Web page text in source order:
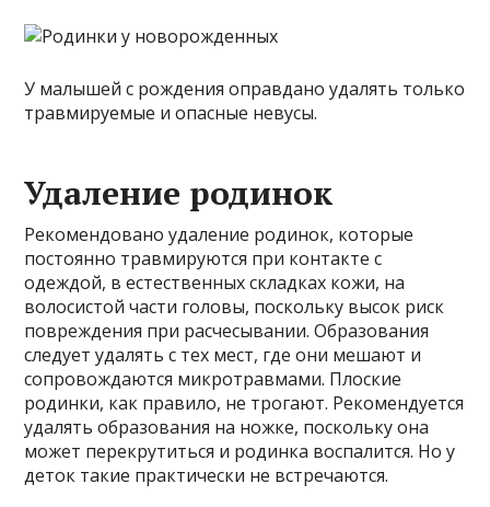
У малышей с рождения оправдано удалять только
травмируемые и опасные невусы.
Удаление родинок
Рекомендовано удаление родинок, которые
постоянно травмируются при контакте с
одеждой, в естественных складках кожи, на
волосистой части головы, поскольку высок риск
повреждения при расчесывании. Образования
следует удалять с тех мест, где они мешают и
сопровождаются микротравмами. Плоские
родинки, как правило, не трогают. Рекомендуется
удалять образования на ножке, поскольку она
может перекрутиться и родинка воспалится. Но у
деток такие практически не встречаются.